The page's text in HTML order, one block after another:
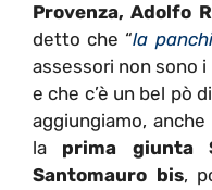
Provenza, Adolfo
detto che “la
assessori non sono
e che c’è un bel pò
aggiungiamo,
la prima giunta
Santomauro bis,